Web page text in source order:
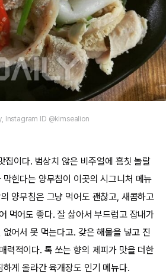
Instagram ID @kimsealion
이다. 범상치 않은 비주얼에 흠칫 놀랄
힌다는 양무침이 이곳의 시그니처 메뉴
양무침은 그냥 먹어도 괜찮고, 새콤하고
먹어도 좋다. 잘 삶아서 부드럽고 잡내가
어서 못 먹는다고. 갖은 해물을 넣고 진
력적이다. 톡 쏘는 향의 제피가 맛을 더한
게 올라간 육개장도 인기 메뉴다.